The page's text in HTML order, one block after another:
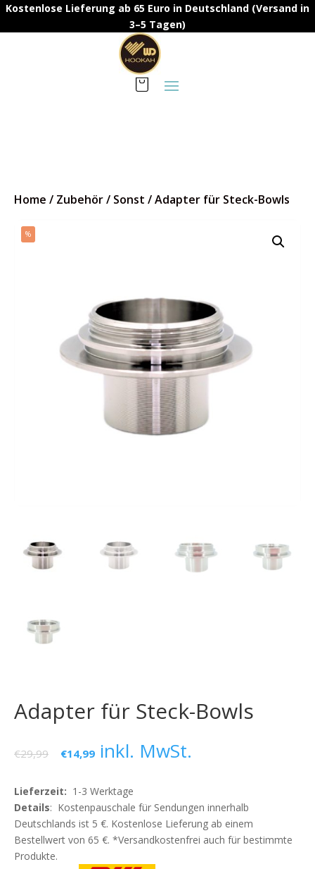
Kostenlose Lieferung ab 65 Euro in Deutschland (Versand in
3–5 Tagen)
Home / Zubehör/ Sonst /Adapter für Steck-Bowls
%
Adapter für Steck-Bowls
€29,99 €14,99 inkl. MwSt.
Lieferzeit: 1-3 Werktage
Details: Kostenpauschale für Sendungen innerhalb
Deutschlands ist 5 €. Kostenlose Lieferung ab einem
Bestellwert von 65 €. *Versandkostenfrei auch für bestimmte
Produkte.